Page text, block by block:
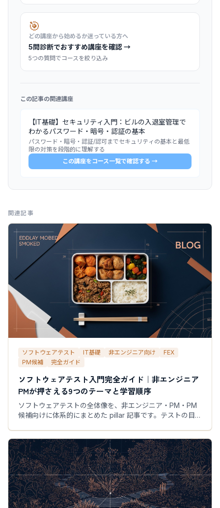
🎯
どの講座から始めるか迷っている方へ
5問診断でおすすめ講座を確認 →
5つの質問でコースを絞り込み
この記事の関連講座
【IT基礎】セキュリティ入門：ビルの入退室管理で
わかるパスワード・暗号・認証の基本
パスワード・暗号・認証/認可までセキュリティの基本と最低
限の対策を段階的に理解する
この講座をコース一覧で確認する →
関連記事
ソフトウェアテスト IT基礎 非エンジニア向け
FEX
PM候補
完全ガイド
ソフトウェアテスト入門完全ガイド｜非エンジニア
PMが押さえる9つのテーマと学習順序
ソフトウェアテストの全体像を、非エンジニア・PM・PM
候補向けに体系的にまとめた pillar 記事です。テストの目
す。